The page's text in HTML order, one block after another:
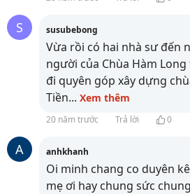
S susubebong
Vừa rồi có hai nhà sư đến
người của Chùa Hàm
đi quyên góp xây dựng
Tiền... Xem thêm
20 năm trước Trả lời 0
A anhkhanh
Oi minh chang co duyên
mẹ ơi hay chung sức